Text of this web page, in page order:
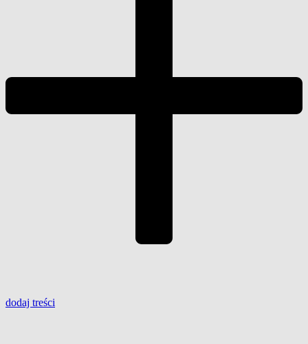
dodaj treści